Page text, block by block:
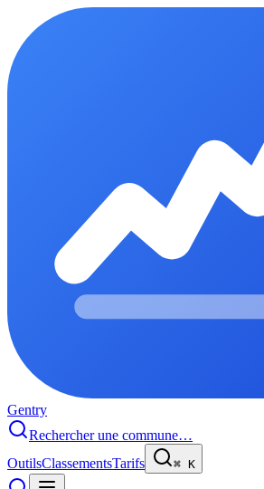
Gentry
Rechercher une commune…
OutilsClassementsTarifs ⌘ K